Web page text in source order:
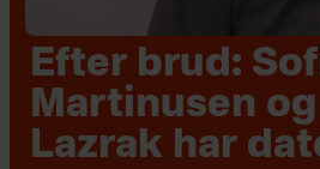
Efter brud:
Martinusen
Lazrak har